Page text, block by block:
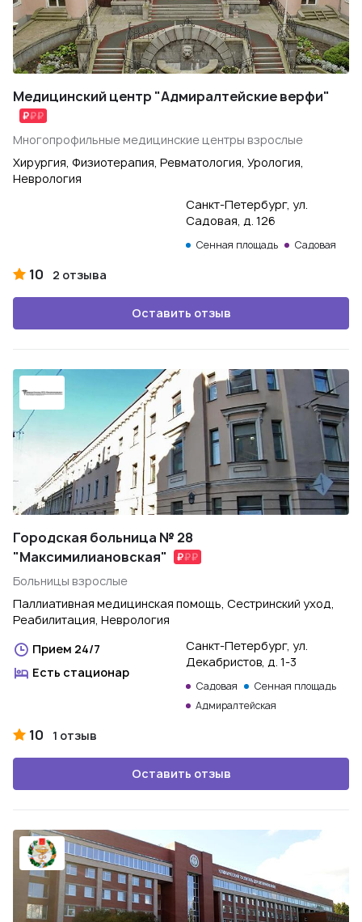
Медицинский центр "Адмиралтейские верфи"
Многопрофильные медицинские центры взрослые
Хирургия, Физиотерапия, Ревматология, Урология,
Неврология
Санкт-Петербург, ул.
Садовая, д. 126
Сенная площадь Садовая
10 2 отзыва
Оставить отзыв
Городская больница № 28
"Максимилиановская"
Больницы взрослые
Паллиативная медицинская помощь, Сестринский уход,
Реабилитация, Неврология
Прием 24/7
Есть стационар
Санкт-Петербург, ул.
Декабристов, д. 1-3
Садовая
Сенная площадь
Адмиралтейская
10 1 отзыв
Оставить отзыв